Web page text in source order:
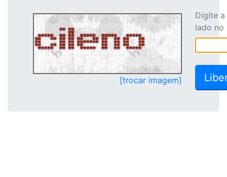
[trocar imagem]
Digite
lado no